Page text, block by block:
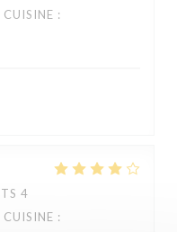
CUISINE :
4
CUISINE :